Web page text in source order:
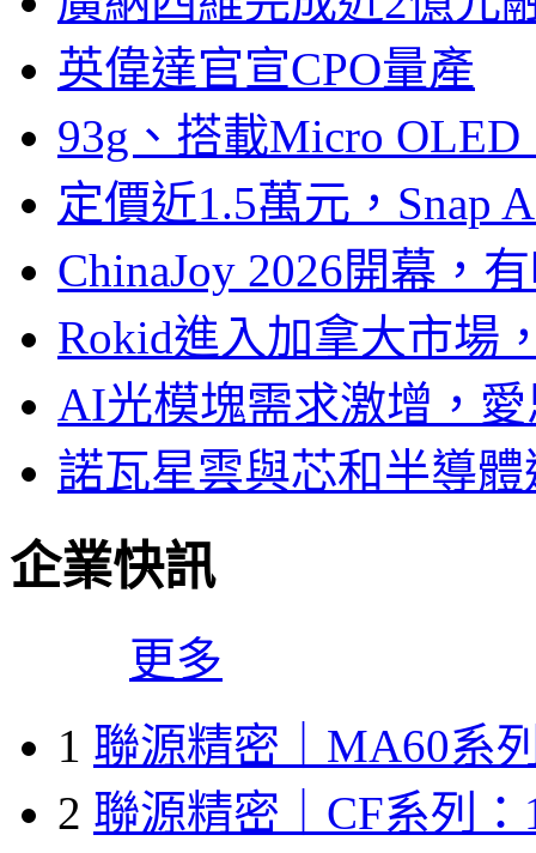
英偉達官宣CPO量產
93g、搭載Micro
定價近1.5萬元，Snap
ChinaJoy 2026開幕，
Rokid進入加拿大市場
AI光模塊需求激增，
諾瓦星雲與芯和半導
企業快訊
更多
1 聯源精密｜MA60系
2 聯源精密｜CF系列：